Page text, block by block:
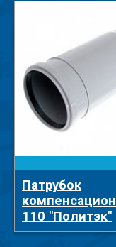
Патрубок
110 "Политэк"